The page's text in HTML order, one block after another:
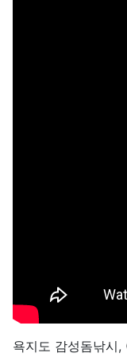
욕지도 감성돔낚시